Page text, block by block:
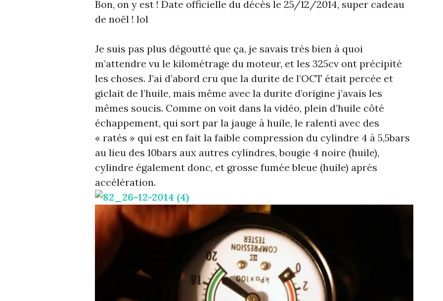
B
L
G
Bon, on y est ! Date officielle du décès le 25/12/2014, super cadeau
de noël ! lol
Je suis pas plus dégoutté que ça, je savais très bien à quoi
m’attendre vu le kilométrage du moteur, et les 325cv ont précipité
les choses. J’ai d’abord cru que la durite de l’OCT était percée et
giclait de l’huile, mais même avec la durite d’origine j’avais les
mêmes soucis. Comme on voit dans la vidéo, plein d’huile côté
échappement, qui sort par la jauge à huile, le ralenti avec des
« ratés » qui est en fait la faible compression du cylindre 4 à 5,5bars
au lieu des 10bars aux autres cylindres, bougie 4 noire (huile),
cylindre également donc, et grosse fumée bleue (huile) après
accélération.